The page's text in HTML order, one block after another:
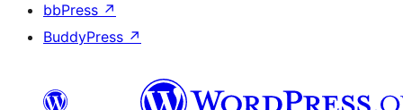
bbPress ↗
BuddyPress ↗